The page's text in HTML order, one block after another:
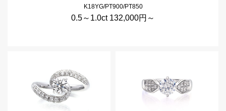
K18YG/PT900/PT850
0.5～1.0ct 132,000円～